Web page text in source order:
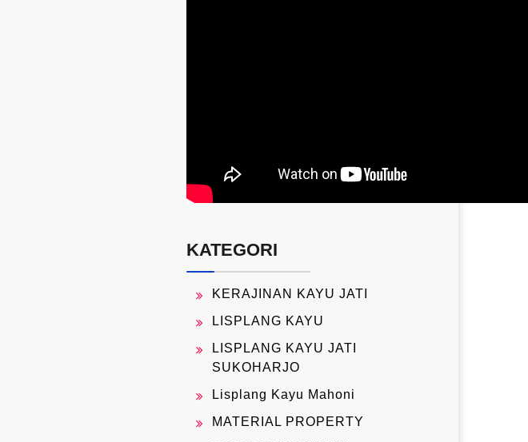
KATEGORI
KERAJINAN KAYU JATI
LISPLANG KAYU
LISPLANG KAYU JATI
SUKOHARJO
Lisplang Kayu Mahoni
MATERIAL PROPERTY